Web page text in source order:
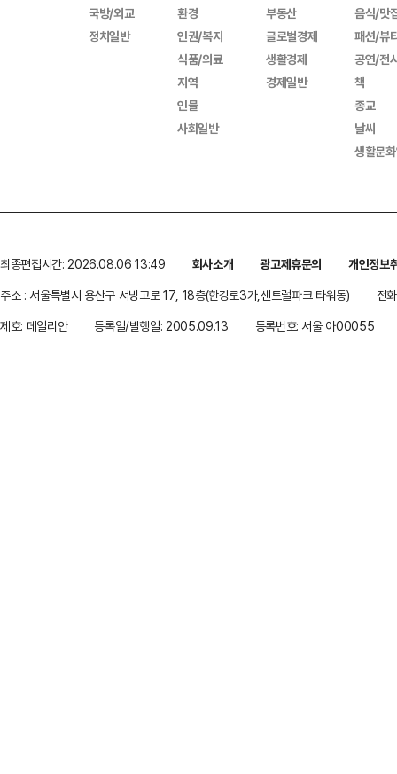
국방/외교
정치일반
환경
인권/복지
식품/의료
지역
인물
사회일반
부동산
글로벌경제
생활경제
경제일반
음식/맛
패션/뷰
공연/전
책
종교
날씨
생활문
최종편집시간: 2026.08.06 13:49 회사소개 광고제휴문의
개인정보
주소 : 서울특별시 용산구 서빙고로 17, 18층(한강로3가,센트럴파크 타워동)
전
제호: 데일리안
등록일/발행일: 2005.09.13 등록번호: 서울 아00055